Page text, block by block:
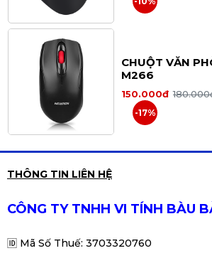
CHUỘT VĂN
M266
150.000đ
-17%
420.000đ
THÔNG TIN LIÊN HỆ
CÔNG TY TNHH VI TÍNH BÀU
🆔 Mã Số Thuế: 3703320760